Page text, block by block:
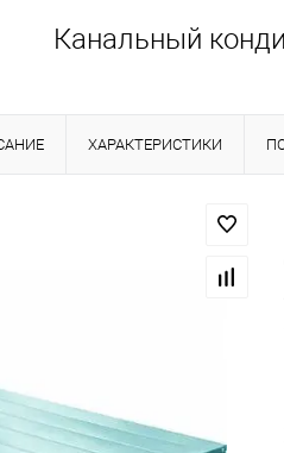
Канальный
ХАРАКТЕРИСТИКИ